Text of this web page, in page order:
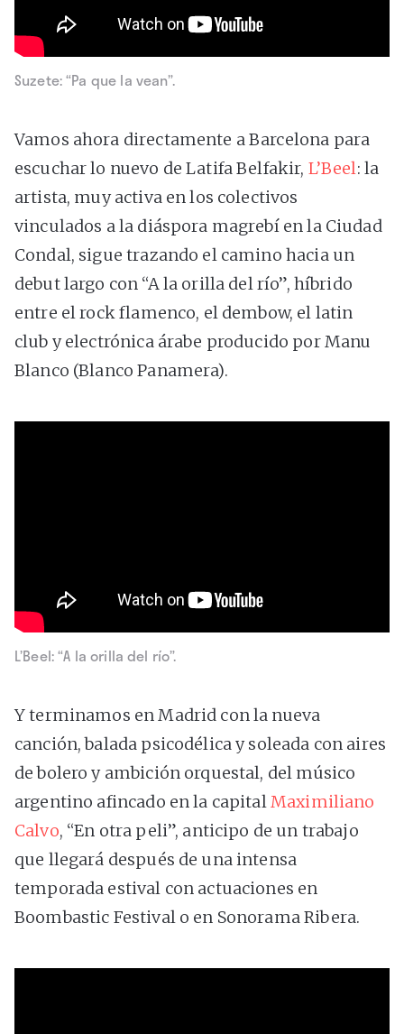
Suzete: “Pa que la vean”.
Vamos ahora directamente a Barcelona para
escuchar lo nuevo de Latifa Belfakir, L’Beel: la
artista, muy activa en los colectivos
vinculados a la diáspora magrebí en la Ciudad
Condal, sigue trazando el camino hacia un
debut largo con “A la orilla del río”, híbrido
entre el rock flamenco, el dembow, el latin
club y electrónica árabe producido por Manu
Blanco (Blanco Panamera).
L’Beel: “A la orilla del río”.
Y terminamos en Madrid con la nueva
canción, balada psicodélica y soleada con aires
de bolero y ambición orquestal, del músico
argentino afincado en la capitalMaximiliano
Calvo, “En otra peli”, anticipo de un trabajo
que llegará después de una intensa
temporada estival con actuaciones en
Boombastic Festival o en Sonorama Ribera.